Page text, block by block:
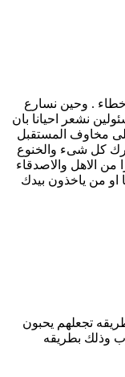
. وحين نسارع
احيانا بان
المستقبل
شىء والخنوع
والاصدقاء
ياخذون بيدك
تجعلهم يحبون
بطريقه